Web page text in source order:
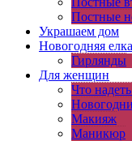
Постные
Украшаем дом
Новогодняя елка
Гирлянды
Для женщин
Что
Макияж
Маникюр